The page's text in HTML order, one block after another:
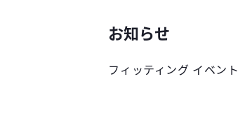
お知らせ
フィッティング イベント